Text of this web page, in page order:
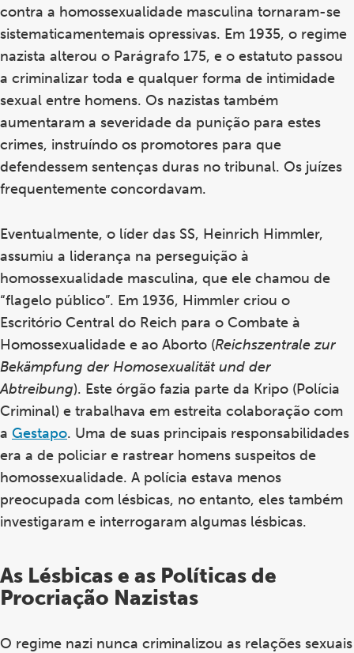
contra a homossexualidade masculina tornaram-se
sistematicamentemais opressivas. Em 1935, o regime
nazista alterou o Parágrafo 175, e o estatuto passou
a criminalizar toda e qualquer forma de intimidade
sexual entre homens. Os nazistas também
aumentaram a severidade da punição para estes
crimes, instruíndo os promotores para que
defendessem sentenças duras no tribunal. Os juízes
frequentemente concordavam.
Eventualmente, o líder das SS, Heinrich Himmler,
assumiu a liderança na perseguição à
homossexualidade masculina, que ele chamou de
“flagelo público”. Em 1936, Himmler criou o
Escritório Central do Reich para o Combate à
Homossexualidade e ao Aborto (Reichszentrale zur
Bekämpfung der Homosexualität und der
Abtreibung). Este órgão fazia parte da Kripo (Polícia
Criminal) e trabalhava em estreita colaboração com
a Gestapo. Uma de suas principais responsabilidades
era a de policiar e rastrear homens suspeitos de
homossexualidade. A polícia estava menos
preocupada com lésbicas, no entanto, eles também
investigaram e interrogaram algumas lésbicas.
As Lésbicas e as Políticas de
Procriação Nazistas
O regime nazi nunca criminalizou as relações sexuais